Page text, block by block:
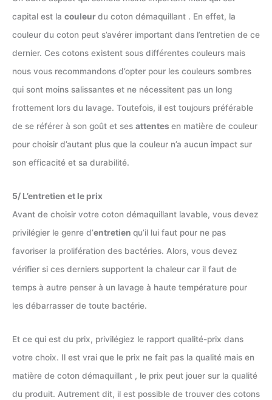
capital est la couleurdu coton démaquillant . En effet, la
couleur du coton peut s’avérer important dans l’entretien de ce
dernier. Ces cotons existent sous différentes couleurs mais
nous vous recommandons d’opter pour les couleurs sombres
qui sont moins salissantes et ne nécessitent pas un long
frottement lors du lavage. Toutefois, il est toujours préférable
de se référer à son goût et ses attentes en matière de couleur
pour choisir d’autant plus que la couleur n’a aucun impact sur
son efficacité et sa durabilité.
5/ L’entretien et le prix
Avant de choisir votre coton démaquillant lavable, vous devez
privilégier le genre d’entretien qu’il lui faut pour ne pas
favoriser la prolifération des bactéries. Alors, vous devez
vérifier si ces derniers supportent la chaleur car il faut de
temps à autre penser à un lavage à haute température pour
les débarrasser de toute bactérie.
Et ce qui est du prix, privilégiez le rapport qualité-prix dans
votre choix. Il est vrai que le prix ne fait pas la qualité mais en
matière de coton démaquillant , le prix peut jouer sur la qualité
du produit. Autrement dit, il est possible de trouver des cotons